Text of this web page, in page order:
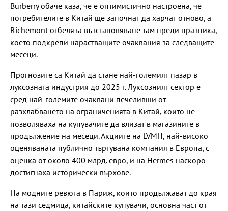
Burberry обаче каза, че е оптимистично настроена, че
потребителите в Китай ще започнат да харчат отново, а
Richemont отбеляза възстановяване там преди празника,
което подкрепи нарастващите очаквания за следващите
месеци.
Прогнозите са Китай да стане най-големият пазар в
луксозната индустрия до 2025 г. Луксозният сектор е
сред най-големите очаквани печеливши от
разхлабването на ограниченията в Китай, които не
позволяваха на купувачите да влизат в магазините в
продължение на месеци. Акциите на LVMH, най-високо
оценяваната публично търгувана компания в Европа, с
оценка от около 400 млрд. евро, и на Hermes наскоро
достигнаха исторически върхове.
На модните ревюта в Париж, които продължават до края
на тази седмица, китайските купувачи, основна част от